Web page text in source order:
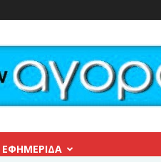
ΕΦΗΜΕΡΊΔΑ